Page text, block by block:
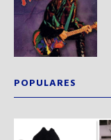
POPULARES